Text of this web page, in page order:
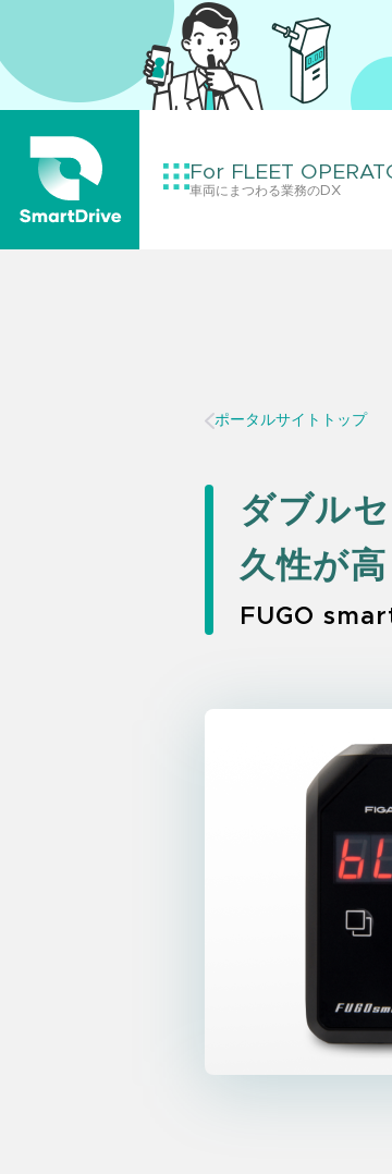
For FLEET
車両にまつわる業務のDX
ポータルサイトトップ
ダブル
久性が
FUGO